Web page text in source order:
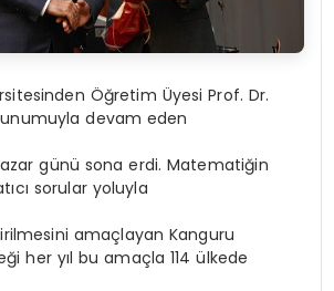
Öğretim Üyesi Prof. Dr.
devam eden
günü sona erdi. Matematiğin
sorular yoluyla
amaçlayan Kanguru
her yıl bu amaçla 114 ülkede